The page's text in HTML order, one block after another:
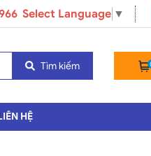
Select Language ▼
Tìm kiếm
HỆ